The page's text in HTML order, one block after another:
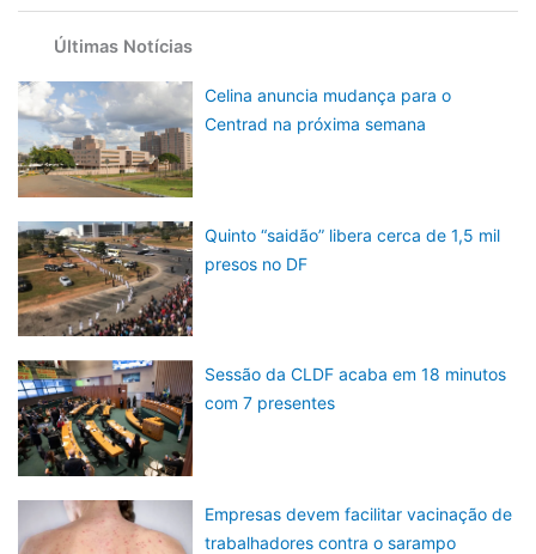
Últimas Notícias
Celina anuncia mudança para o
Centrad na próxima semana
Quinto “saidão” libera cerca de 1,5 mil
presos no DF
Sessão da CLDF acaba em 18 minutos
com 7 presentes
Empresas devem facilitar vacinação de
trabalhadores contra o sarampo